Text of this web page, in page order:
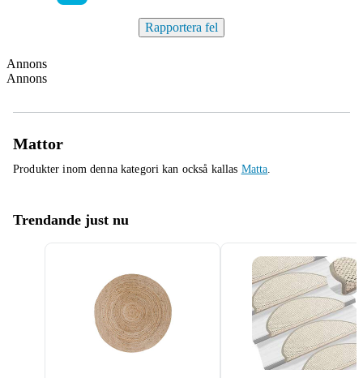
Rapportera fel
Annons
Annons
Mattor
Produkter inom denna kategori kan också kallas Matta.
Trendande just nu